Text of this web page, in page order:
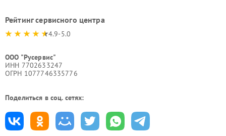
Рейтинг сервисного центра
4.9-5.0
ООО "Русервис"
ИНН 7702633247
ОГРН 1077746335776
Поделиться в соц. сетях: